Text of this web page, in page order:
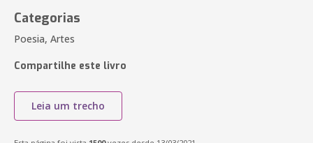
Categorias
Poesia, Artes
Compartilhe este livro
Leia um trecho